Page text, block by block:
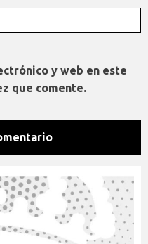
y web en este
que comente.